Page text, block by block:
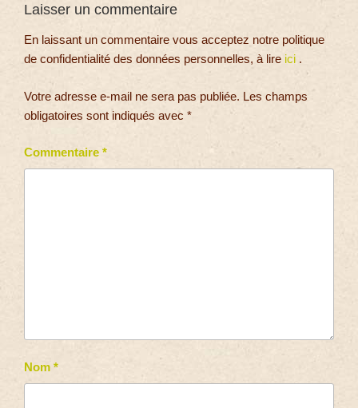
Laisser un commentaire
En laissant un commentaire vous acceptez notre politique
de confidentialité des données personnelles, à lire ici .
Votre adresse e-mail ne sera pas publiée. Les champs
obligatoires sont indiqués avec *
Commentaire *
Nom *